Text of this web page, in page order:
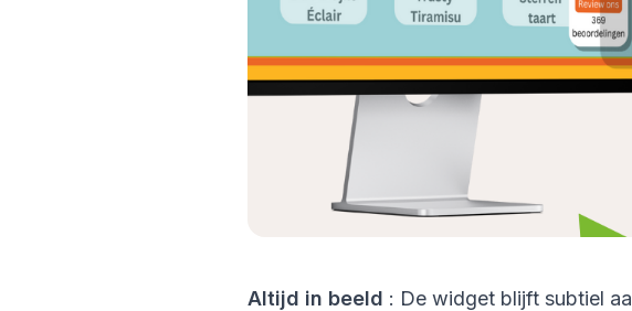
Altijd in beeld : De widget blijft subtiel